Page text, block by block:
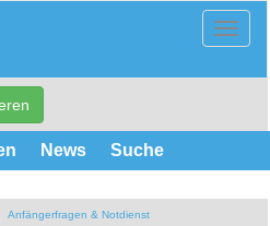
News Suche
Anfängerfragen & Notdienst